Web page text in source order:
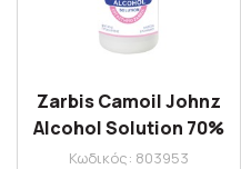
Zarbis Camoil Johnz
Alcohol Solution 70%
100ml
Κωδικός: 803953